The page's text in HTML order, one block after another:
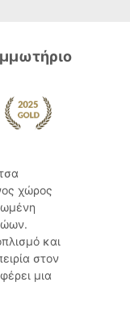
χώρος
και
στον
μια